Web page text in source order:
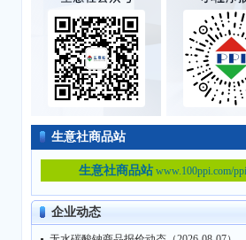
生意社商品站
生意社商品站www.100ppi.com/
企业动态